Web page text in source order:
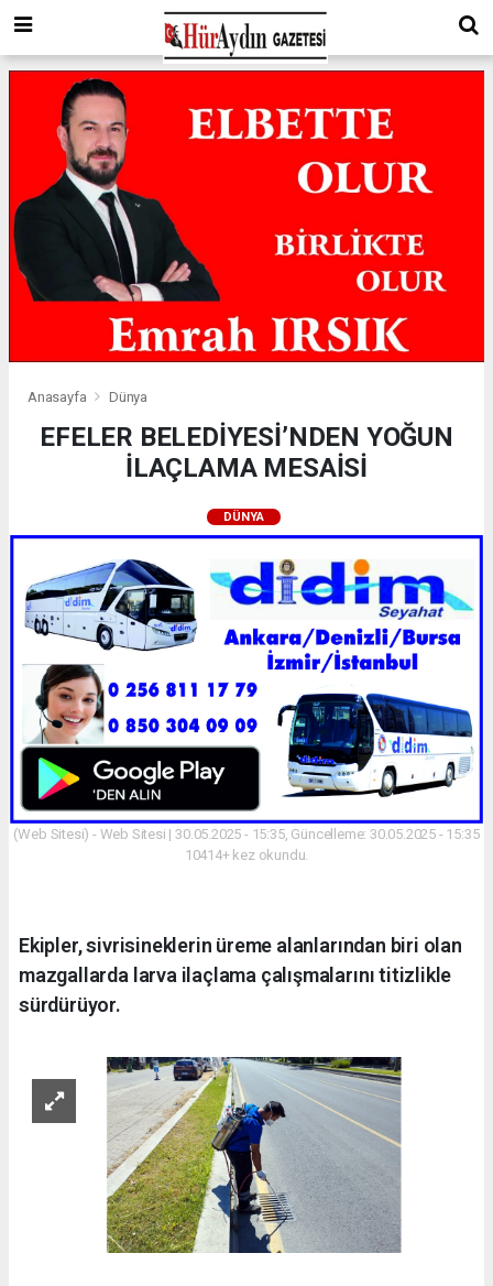
Anasayfa Dünya
EFELER BELEDİYESİ’NDEN YOĞUN
İLAÇLAMA MESAİSİ
DÜNYA
(Web Sitesi) - Web Sitesi | 30.05.2025 - 15:35, Güncelleme: 30.05.2025 - 15:35
10414+ kez okundu.
Ekipler, sivrisineklerin üreme alanlarından biri olan
mazgallarda larva ilaçlama çalışmalarını titizlikle
sürdürüyor.